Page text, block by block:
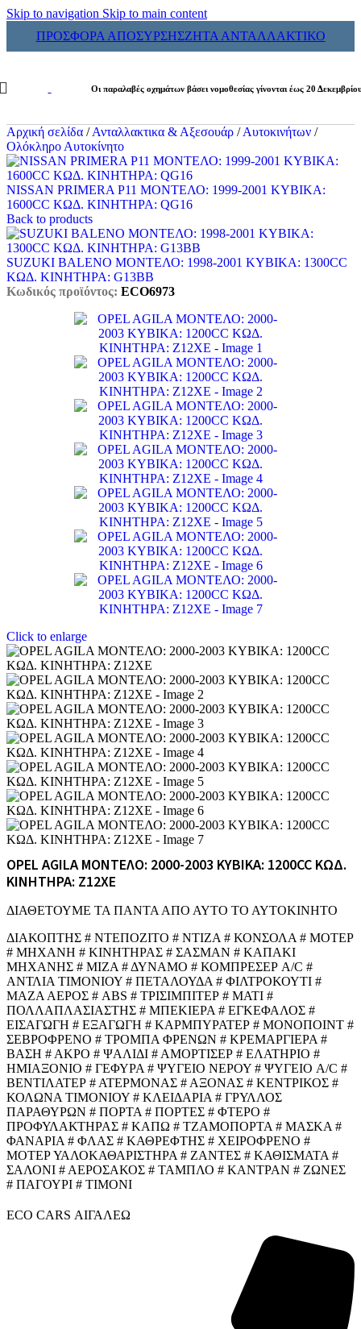
Skip to navigation Skip to main content
ΠΡΟΣΦΟΡΑ ΑΠΟΣΥΡΣΗΣΖΗΤΑ ΑΝΤΑΛΛΑΚΤΙΚΟ
Οι παραλαβές οχημάτων βάσει νομοθεσίας γίνονται έως 20
Αρχική σελίδα / Ανταλλακτικα & Αξεσουάρ / Αυτοκινήτων /
Ολόκληρο Αυτοκίνητο
NISSAN PRIMERA P11 ΜΟΝΤΕΛΟ: 1999-2001 ΚΥΒΙΚΑ:
1600CC ΚΩΔ. ΚΙΝΗΤΗΡΑ: QG16
Back to products
SUZUKI BALENO ΜΟΝΤΕΛΟ: 1998-2001 ΚΥΒΙΚΑ: 1300CC
ΚΩΔ. ΚΙΝΗΤΗΡΑ: G13BB
Κωδικός προϊόντος: ECO6973
Click to enlarge
OPEL AGILA ΜΟΝΤΕΛΟ: 2000-2003 ΚΥΒΙΚΑ: 1200CC ΚΩΔ.
ΚΙΝΗΤΗΡΑ: Z12XE
ΔΙΑΘΕΤΟΥΜΕ ΤΑ ΠΑΝΤΑ ΑΠΟ ΑΥΤΟ ΤΟ ΑΥΤΟΚΙΝΗΤΟ
ΔΙΑΚΟΠΤΗΣ # ΝΤΕΠΟΖΙΤΟ # ΝΤΙΖΑ # ΚΟΝΣΟΛΑ # ΜΟΤΕΡ
# ΜΗΧΑΝΗ # ΚΙΝΗΤΗΡΑΣ # ΣΑΣΜΑΝ # ΚΑΠΑΚΙ
ΜΗΧΑΝΗΣ # ΜΙΖΑ # ΔΥΝΑΜΟ # ΚΟΜΠΡΕΣΕΡ A/C #
ΑΝΤΛΙΑ ΤΙΜΟΝΙΟΥ # ΠΕΤΑΛΟΥΔΑ # ΦΙΛΤΡΟΚΟΥΤΙ #
ΜΑΖΑ ΑΕΡΟΣ # ABS # ΤΡΙΣΙΜΠΙΤΕΡ # ΜΑΤΙ #
ΠΟΛΛΑΠΛΑΣΙΑΣΤΗΣ # ΜΠΕΚΙΕΡΑ # ΕΓΚΕΦΑΛΟΣ #
ΕΙΣΑΓΩΓΗ # ΕΞΑΓΩΓΗ # ΚΑΡΜΠΥΡΑΤΕΡ # ΜΟΝΟΠΟΙΝΤ #
ΣΕΒΡΟΦΡΕΝΟ # ΤΡΟΜΠΑ ΦΡΕΝΩΝ # ΚΡΕΜΑΡΓΙΕΡΑ #
ΒΑΣΗ # ΑΚΡΟ # ΨΑΛΙΔΙ # ΑΜΟΡΤΙΣΕΡ # ΕΛΑΤΗΡΙΟ #
ΗΜΙΑΞΟΝΙΟ # ΓΕΦΥΡΑ # ΨΥΓΕΙΟ ΝΕΡΟΥ # ΨΥΓΕΙΟ A/C #
ΒΕΝΤΙΛΑΤΕΡ # ΑΤΕΡΜΟΝΑΣ # ΑΞΟΝΑΣ # ΚΕΝΤΡΙΚΟΣ #
ΚΟΛΩΝΑ ΤΙΜΟΝΙΟΥ # ΚΛΕΙΔΑΡΙΑ # ΓΡΥΛΛΟΣ
ΠΑΡΑΘΥΡΩΝ # ΠΟΡΤΑ # ΠΟΡΤΕΣ # ΦΤΕΡΟ #
ΠΡΟΦΥΛΑΚΤΗΡΑΣ # ΚΑΠΩ # ΤΖΑΜΟΠΟΡΤΑ # ΜΑΣΚΑ #
ΦΑΝΑΡΙΑ # ΦΛΑΣ # ΚΑΘΡΕΦΤΗΣ # ΧΕΙΡΟΦΡΕΝΟ #
ΜΟΤΕΡ ΥΑΛΟΚΑΘΑΡΙΣΤΗΡΑ # ΖΑΝΤΕΣ # ΚΑΘΙΣΜΑΤΑ #
ΣΑΛΟΝΙ # ΑΕΡΟΣΑΚΟΣ # ΤΑΜΠΛΟ # ΚΑΝΤΡΑΝ # ΖΩΝΕΣ
# ΠΑΓΟΥΡΙ # ΤΙΜΟΝΙ
ECO CARS ΑΙΓΑΛΕΩ